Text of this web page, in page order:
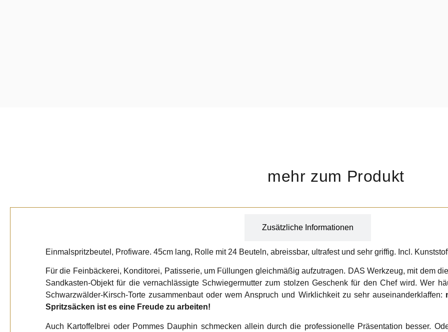
mehr zum Produkt
Zusätzliche Informationen
Einmalspritzbeutel, Profiware. 45cm lang, Rolle mit 24 Beuteln, abreissbar, ultrafest und sehr griffig. Incl.
Für die Feinbäckerei, Konditorei, Patisserie, um Füllungen gleichmäßig aufzutragen. DAS Werkzeug, mit dem
Sandkasten-Objekt für die vernachlässigte Schwiegermutter zum stolzen Geschenk für den Chef wird. Wer
Schwarzwälder-Kirsch-Torte zusammenbaut oder wem Anspruch und Wirklichkeit zu sehr auseinanderklaffen:
Spritzsäcken ist es eine Freude zu arbeiten!
Auch Kartoffelbrei oder Pommes Dauphin schmecken allein durch die professionelle Präsentation besser.